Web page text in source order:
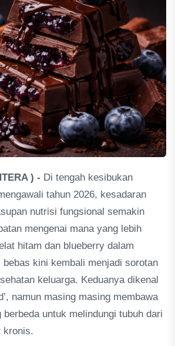
) - Di tengah kesibukan
tahun 2026, kesadaran
nutrisi fungsional semakin
mengenai mana yang lebih
hitam dan blueberry dalam
bebas kini kembali menjadi sorotan
keluarga. Keduanya dikenal
namun masing masing membawa
untuk melindungi tubuh dari
kronis.